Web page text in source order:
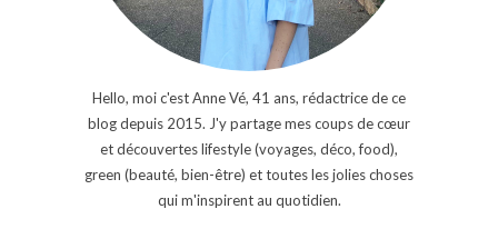
Hello, moi c'est Anne Vé, 41 ans, rédactrice de ce
blog depuis 2015. J'y partage mes coups de cœur
et découvertes lifestyle (voyages, déco, food),
green (beauté, bien-être) et toutes les jolies choses
qui m'inspirent au quotidien.